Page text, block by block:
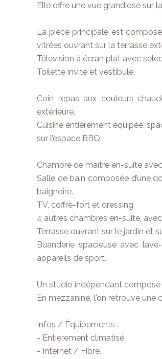
Elle offre une vue grandiose sur
La pièce principale est
vitrées ouvrant sur la terrasse
Télévision à écran plat avec
Toilette invité et vestibule.
Coin repas aux couleurs
extérieure.
Cuisine entièrement équipée,
sur l’espace BBQ.
Chambre de maître en-suite
Salle de bain composée d’une
baignoire.
TV, coffre-fort et dressing.
4 autres chambres en-suite,
Terrasse ouvrant sur le jardin et
Buanderie spacieuse avec
appareils de sport.
Un studio indépendant composé
En mezzanine, l'on retrouve une
Infos / Équipements :
- Entièrement climatisé.
- Internet / Fibre.